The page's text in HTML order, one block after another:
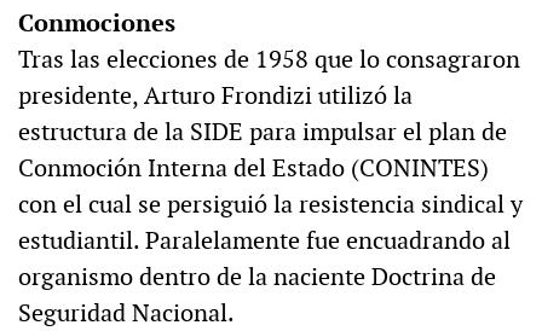
Conmociones
Tras las elecciones de 1958 que lo consagraron
presidente, Arturo Frondizi utilizó la
estructura de la SIDE para impulsar el plan de
Conmoción Interna del Estado (CONINTES)
con el cual se persiguió la resistencia sindical y
estudiantil. Paralelamente fue encuadrando al
organismo dentro de la naciente Doctrina de
Seguridad Nacional.